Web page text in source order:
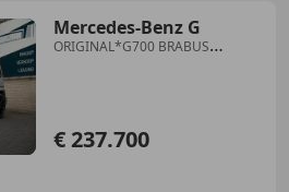
Mercedes-Benz G
ORIGINAL*G700 BRABUS
€ 237.700